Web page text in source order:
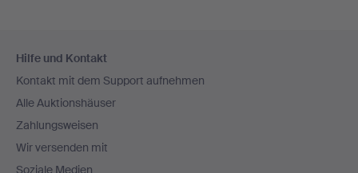
Navigation
Hilfe und Kontakt
Kontakt mit dem Support aufnehmen
Alle Auktionshäuser
Zahlungsweisen
Wir versenden mit
Soziale Medien